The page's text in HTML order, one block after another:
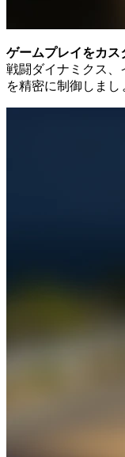
ゲームプレイをカス
戦闘ダイナミクス、
を精密に制御しまし